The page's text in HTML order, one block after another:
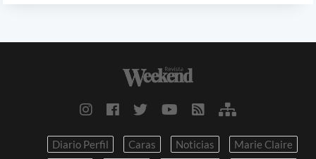
Diario Perfil Caras Noticias
Marie Claire